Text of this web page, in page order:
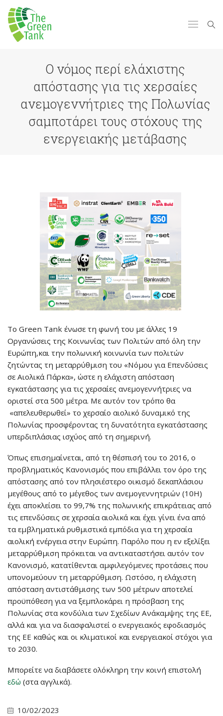
Ο νόμος περί ελάχιστης
απόστασης για τις χερσαίες
ανεμογεννήτριες της Πολωνίας
σαμποτάρει τους στόχους της
ενεργειακής μετάβασης
Το Green Tank ένωσε τη φωνή του με άλλες 19
Οργανώσεις της Κοινωνίας των Πολιτών από όλη την
Ευρώπη,και την πολωνική κοινωνία των πολιτών
ζητώντας τη μεταρρύθμιση του «Νόμου για Επενδύσεις
σε Αιολικά Πάρκα», ώστε η ελάχιστη απόσταση
εγκατάστασης για τις χερσαίες ανεμογεννήτριες να
οριστεί στα 500 μέτρα. Με αυτόν τον τρόπο θα
«απελευθερωθεί» το χερσαίο αιολικό δυναμικό της
Πολωνίας προσφέροντας τη δυνατότητα εγκατάστασης
υπερδιπλάσιας ισχύος από τη σημερινή.
Όπως επισημαίνεται, από τη θέσπισή του το 2016, ο
προβληματικός Κανονισμός που επιβάλλει τον όρο της
απόστασης από τον πλησιέστερο οικισμό δεκαπλάσιου
μεγέθους από το μέγεθος των ανεμογεννητριών (10H)
έχει αποκλείσει το 99,7% της πολωνικής επικράτειας από
τις επενδύσεις σε χερσαία αιολικά και έχει γίνει ένα από
τα εμβληματικά ρυθμιστικά εμπόδια για τη χερσαία
αιολική ενέργεια στην Ευρώπη. Παρόλο που η εν εξελίξει
μεταρρύθμιση πρόκειται να αντικαταστήσει αυτόν τον
Κανονισμό, κατατίθενται αμφιλεγόμενες προτάσεις που
υπονομεύουν τη μεταρρύθμιση. Ωστόσο, η ελάχιστη
απόσταση αντιστάθμισης των 500 μέτρων αποτελεί
προϋπόθεση για να ξεμπλοκάρει η πρόσβαση της
Πολωνίας στα κονδύλια των Σχεδίων Ανάκαμψης της ΕΕ,
αλλά και για να διασφαλιστεί ο ενεργειακός εφοδιασμός
της ΕΕ καθώς και οι κλιματικοί και ενεργειακοί στόχοι για
το 2030.
Μπορείτε να διαβάσετε ολόκληρη την κοινή επιστολή
εδώ (στα αγγλικά).
10/02/2023